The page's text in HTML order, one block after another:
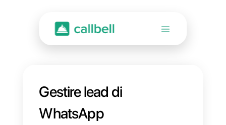
Gestire lead di